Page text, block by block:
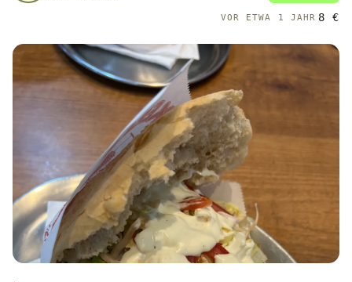
VOR ETWA 1 JAHR 8 €